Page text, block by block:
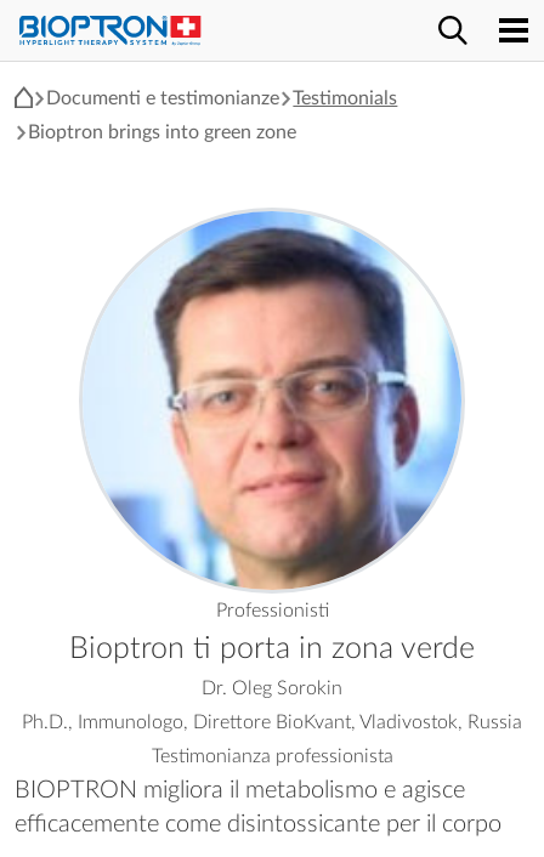
Documenti e testimonianze
Testimonials
Bioptron brings into green zone
Professionisti
Bioptron ti porta in zona verde
Dr. Oleg Sorokin
Ph.D., Immunologo, Direttore BioKvant, Vladivostok, Russia
Testimonianza professionista
BIOPTRON migliora il metabolismo e agisce
efficacemente come disintossicante per il corpo